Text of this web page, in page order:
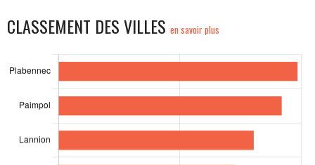
CLASSEMENT DES VILLES en savoir plus